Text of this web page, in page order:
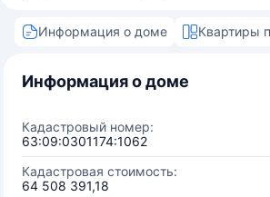
Информация о доме Квартиры
Информация о доме
Кадастровый номер:
63:09:0301174:1062
Кадастровая стоимость:
64 508 391,18